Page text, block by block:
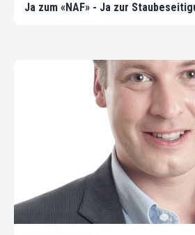
Ja zum «NAF» - Ja zur